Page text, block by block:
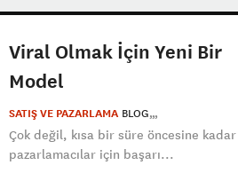
Viral Olmak İçin Yeni Bir
Model
SATIŞ VE PAZARLAMA BLOG
Çok değil, kısa bir süre öncesine
pazarlamacılar için başarı...